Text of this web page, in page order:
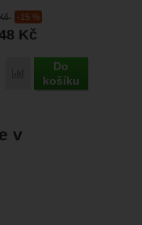
-15 %
Kč
Porovnat
Do
košíku
v